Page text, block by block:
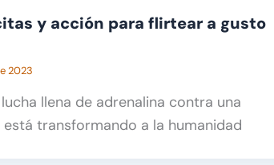
y acción para flirtear a gusto
2023
llena de adrenalina contra una
transformando a la humanidad